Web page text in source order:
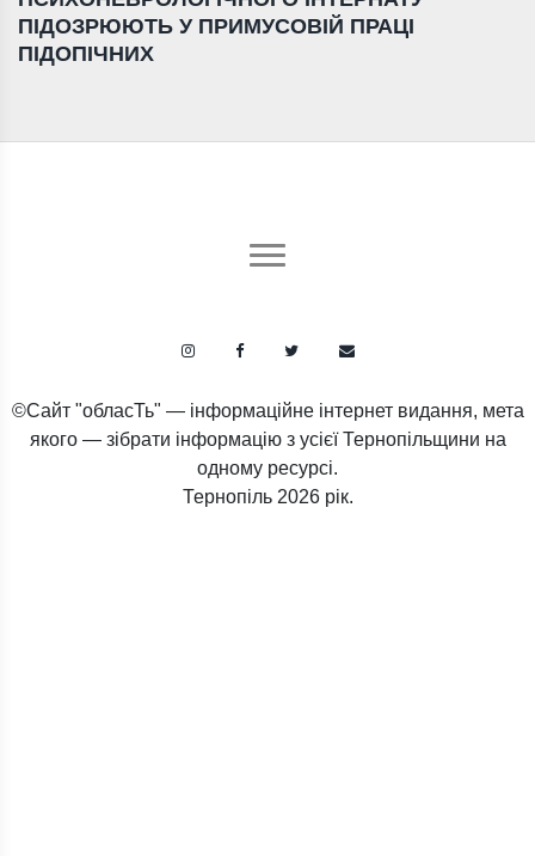
ПІДОЗРЮЮТЬ У ПРИМУСОВІЙ ПРАЦІ
ПІДОПІЧНИХ
©Сайт "обласТь" — інформаційне інтернет видання, мета
якого — зібрати інформацію з усієї Тернопільщини на
одному ресурсі.
Тернопіль 2026 рік.